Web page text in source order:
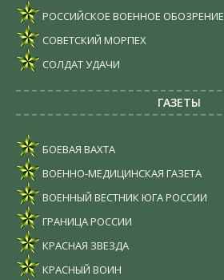
РОССИЙСКОЕ ВОЕННОЕ ОБОЗРЕНИЕ
СОВЕТСКИЙ МОРПЕХ
СОЛДАТ УДАЧИ
ГАЗЕТЫ
БОЕВАЯ ВАХТА
ВОЕННО-МЕДИЦИНСКАЯ ГАЗЕТА
ВОЕННЫЙ ВЕСТНИК ЮГА РОССИИ
ГРАНИЦА РОССИИ
КРАСНАЯ ЗВЕЗДА
КРАСНЫЙ ВОИН